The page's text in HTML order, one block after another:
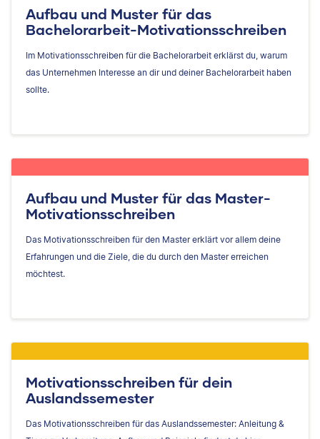
Aufbau und Muster für das
Bachelorarbeit-Motivationsschreiben
Im Motivationsschreiben für die Bachelorarbeit erklärst du, warum
das Unternehmen Interesse an dir und deiner Bachelorarbeit haben
sollte.
Aufbau und Muster für das Master-
Motivationsschreiben
Das Motivationsschreiben für den Master erklärt vor allem deine
Erfahrungen und die Ziele, die du durch den Master erreichen
möchtest.
Motivationsschreiben für dein
Auslandssemester
Das Motivationsschreiben für das Auslandssemester: Anleitung &